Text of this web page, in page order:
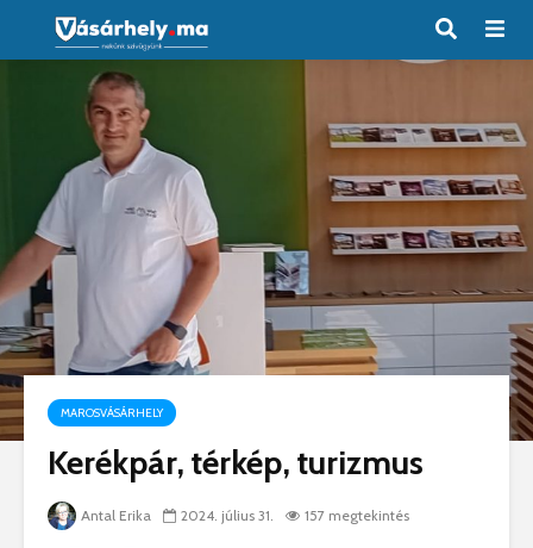
MAROSVÁSÁRHELY
Kerékpár, térkép, turizmus
Antal Erika 2024. július 31. 157 megtekintés